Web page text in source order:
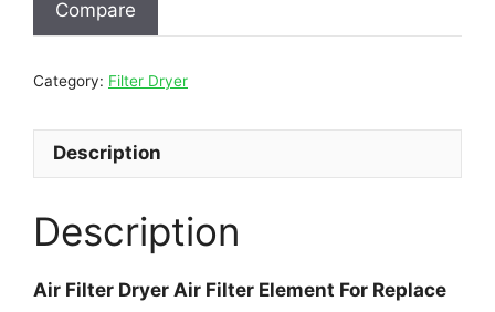
Compare
Category: Filter Dryer
Description
Description
Air Filter Dryer Air Filter Element For Replace